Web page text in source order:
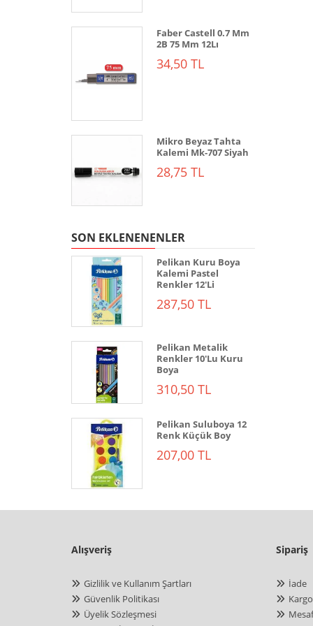
Faber Castell 0.7 Mm
2B 75 Mm 12Lı
34,50 TL
Mikro Beyaz Tahta
Kalemi Mk-707 Siyah
28,75 TL
SON EKLENENENLER
Pelikan Kuru Boya
Kalemi Pastel
Renkler 12'Li
287,50 TL
Pelikan Metalik
Renkler 10'Lu Kuru
Boya
310,50 TL
Pelikan Suluboya 12
Renk Küçük Boy
207,00 TL
Alışveriş
Gizlilik ve Kullanım Şartları
Güvenlik Politikası
Üyelik Sözleşmesi
Sipariş
İade